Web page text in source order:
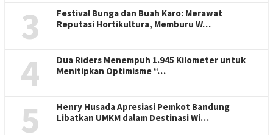
3
Festival Bunga dan Buah Karo: Merawat
Reputasi Hortikultura, Memburu W…
4
Dua Riders Menempuh 1.945 Kilometer untuk
Menitipkan Optimisme “…
5
Henry Husada Apresiasi Pemkot Bandung
Libatkan UMKM dalam Destinasi Wi…